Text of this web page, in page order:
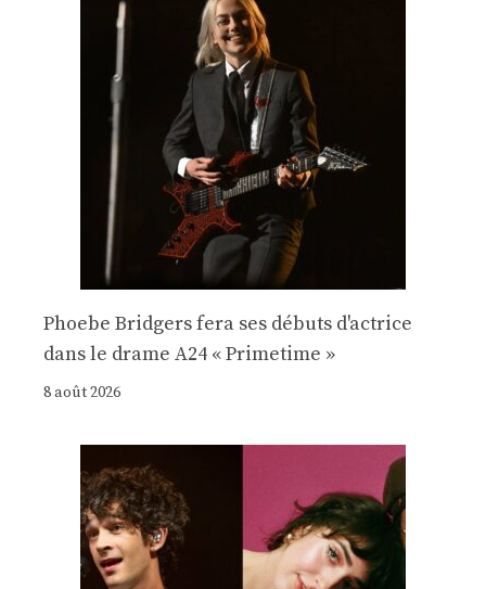
Phoebe Bridgers fera ses débuts d'actrice
dans le drame A24 « Primetime »
8 août 2026